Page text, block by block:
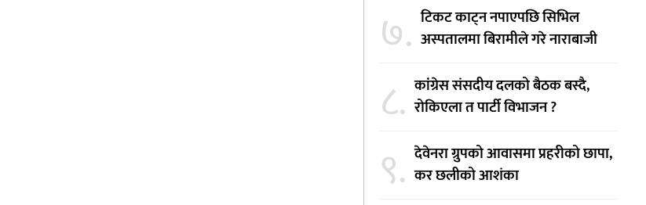
७. टिकट काट्न नपाएपछि सिभिल
अस्पतालमा बिरामीले गरे नाराबाजी
८. कांग्रेस संसदीय दलको बैठक बस्दै,
रोकिएला त पार्टी विभाजन ?
९. देवेनरा ग्रुपको आवासमा प्रहरीको छापा,
कर छलीको आशंका